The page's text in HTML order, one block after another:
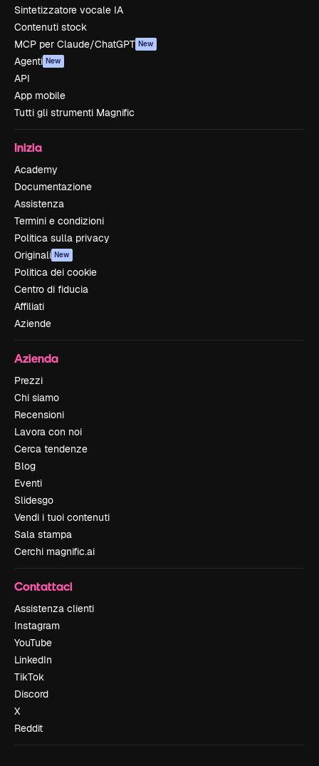
Sintetizzatore vocale IA
Contenuti stock
MCP per Claude/ChatGPT New
Agenti New
API
App mobile
Tutti gli strumenti Magnific
Inizia
Academy
Documentazione
Assistenza
Termini e condizioni
Politica sulla privacy
Originali New
Politica dei cookie
Centro di fiducia
Affiliati
Aziende
Azienda
Prezzi
Chi siamo
Recensioni
Lavora con noi
Cerca tendenze
Blog
Eventi
Slidesgo
Vendi i tuoi contenuti
Sala stampa
Cerchi magnific.ai
Contattaci
Assistenza clienti
Instagram
YouTube
LinkedIn
TikTok
Discord
X
Reddit